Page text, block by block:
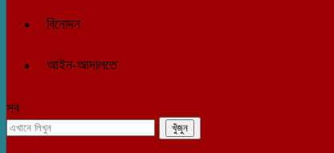
বিনোদন
আইন-আদালতে
সব